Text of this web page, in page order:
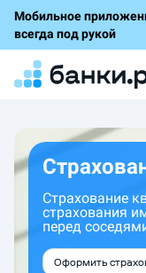
Мобильное
всегда под рукой
Страхование
страхования
перед
Оформить